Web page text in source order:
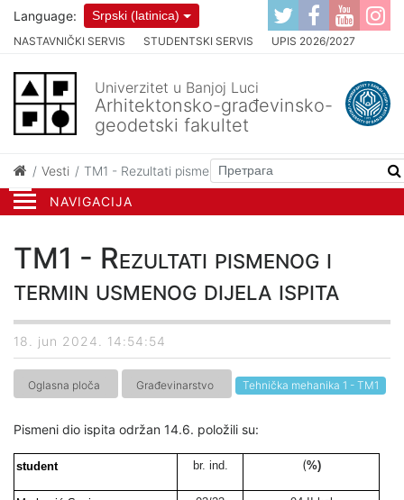
NAVIGACIJA
NASTAVNIČKI SERVIS STUDENTSKI SERVIS UPIS 2026/2027
Language: Srpski (latinica)
Univerzitet u Banjoj Luci
Arhitektonsko-građevinsko-
geodetski fakultet
Vesti TM1 - Rezultati pismenog i termin usmenog dijela ispita
TM1 - Rezultati pismenog i
termin usmenog dijela ispita
18. jun 2024. 14:54:54
Oglasna ploča Građevinarstvo Tehnička mehanika 1 - TM1
Pismeni dio ispita održan 14.6. položili su:
student br. ind. (%)